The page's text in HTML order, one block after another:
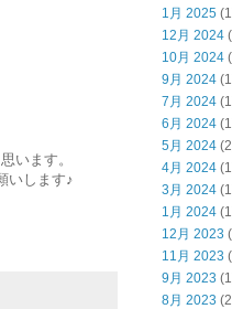
います。
いします♪
1月 2025
12月 2024
10月 2024
9月 2024
7月 2024
6月 2024
5月 2024
4月 2024
3月 2024
1月 2024
12月 2023
11月 2023
9月 2023
8月 2023